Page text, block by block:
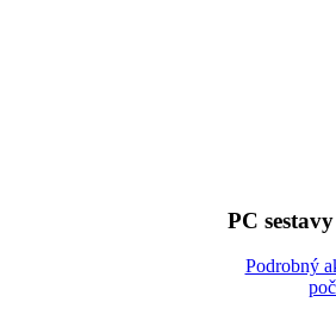
PC
Podrobný